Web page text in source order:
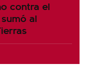
contra el
al